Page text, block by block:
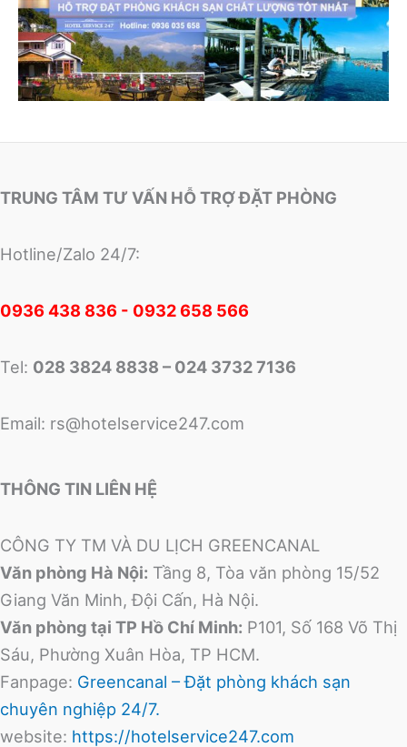
TRUNG TÂM TƯ VẤN HỖ TRỢ ĐẶT PHÒNG
Hotline/Zalo 24/7:
0936 438 836 - 0932 658 566
Tel: 028 3824 8838 – 024 3732 7136
Email: rs@hotelservice247.com
THÔNG TIN LIÊN HỆ
CÔNG TY TM VÀ DU LỊCH GREENCANAL
Văn phòng Hà Nội: Tầng 8, Tòa văn phòng 15/52
Giang Văn Minh, Đội Cấn, Hà Nội.
Văn phòng tại TP Hồ Chí Minh: P101, Số 168 Võ Thị
Sáu, Phường Xuân Hòa, TP HCM.
Fanpage: Greencanal – Đặt phòng khách sạn
chuyên nghiệp 24/7.
website: https://hotelservice247.com